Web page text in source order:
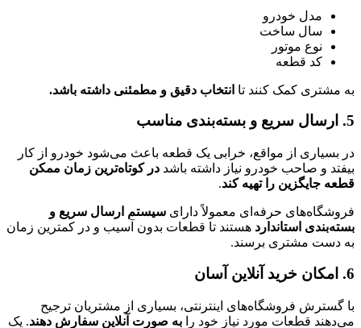
مدل خودرو
سال ساخت
نوع موتور
کد قطعه
به مشتری کمک کنند تا انتخاب دقیق و مطمئنی داشته باشد.
5. ارسال سریع و بسته‌بندی مناسب
در بسیاری از مواقع، خرابی یک قطعه باعث می‌شود خودرو از کار
بیفتد و صاحب خودرو نیاز داشته باشد در کوتاه‌ترین زمان ممکن
قطعه جایگزین را تهیه کند.
فروشگاه‌های حرفه‌ای معمولاً دارای سیستم ارسال سریع و
بسته‌بندی استاندارد هستند تا قطعات بدون آسیب و در کمترین زمان
به دست مشتری برسند.
6. امکان خرید آنلاین آسان
با گسترش فروشگاه‌های اینترنتی، بسیاری از مشتریان ترجیح
می‌دهند قطعات مورد نیاز خود را به صورت آنلاین سفارش دهند. یک